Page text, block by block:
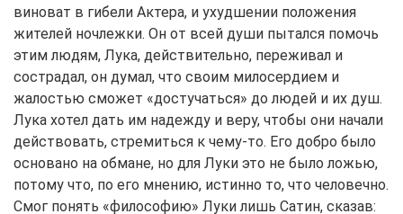
виноват в гибели Актера, и ухудшении положения
жителей ночлежки. Он от всей души пытался помочь
этим людям, Лука, действительно, переживал и
сострадал, он думал, что своим милосердием и
жалостью сможет «достучаться» до людей и их душ.
Лука хотел дать им надежду и веру, чтобы они начали
действовать, стремиться к чему-то. Его добро было
основано на обмане, но для Луки это не было ложью,
потому что, по его мнению, истинно то, что человечно.
Смог понять «философию» Луки лишь Сатин, сказав: